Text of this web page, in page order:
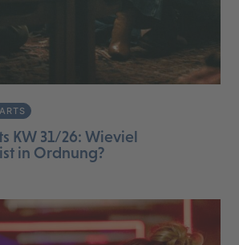
KW 31/26: Wieviel
in Ordnung?